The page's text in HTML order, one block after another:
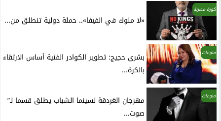
كورة مصرية
«لا ملوك في الفيفا».. حملة دولية تنطلق من...
منوعات
بشرى حجيج: تطوير الكوادر الفنية أساس الارتقاء
بالكرة...
منوعات
مهرجان الغردقة لسينما الشباب يطلق قسما لـ”
صوت...